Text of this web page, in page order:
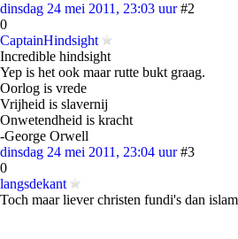
dinsdag 24 mei 2011, 23:03 uur #2
0
CaptainHindsight
Incredible hindsight
Yep is het ook maar rutte bukt graag.
Oorlog is vrede
Vrijheid is slavernij
Onwetendheid is kracht
-George Orwell
dinsdag 24 mei 2011, 23:04 uur #3
0
langsdekant
Toch maar liever christen fundi's dan